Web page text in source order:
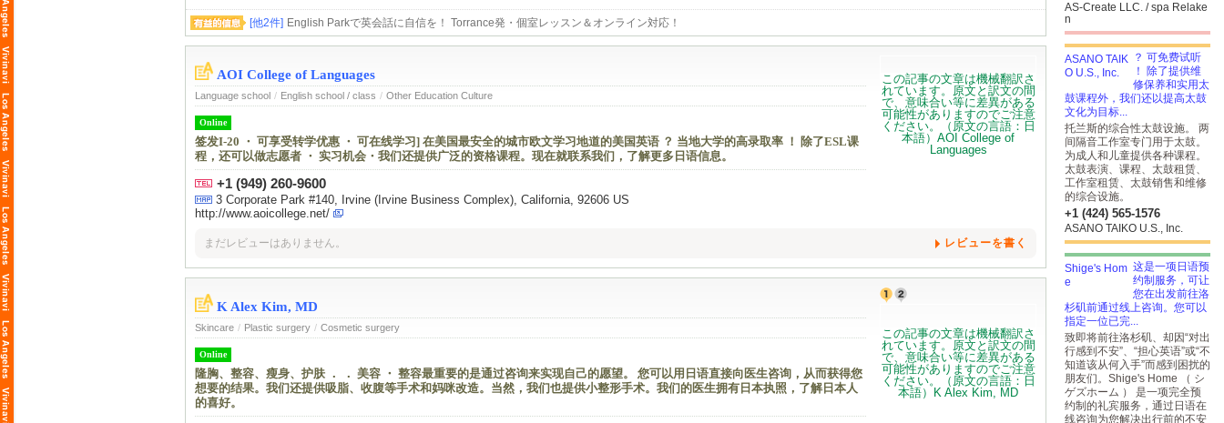
[他2件] English Parkで英会話に自信を！ Torrance発・個室レッスン＆オンライン対応！
AOI College of Languages
Language school / English school / class / Other Education Culture
Online
签发I-20 ・ 可享受转学优惠 ・ 可在线学习] 在美国最安全的城市欧文学习地道的美国英语 ？ 当地大学的高录取率 ！ 除了ESL课
程，还可以做志愿者 ・ 实习机会・我们还提供广泛的资格课程。现在就联系我们，了解更多日语信息。
+1 (949) 260-9600
3 Corporate Park #140, Irvine (Irvine Business Complex), California, 92606 US
http://www.aoicollege.net/
まだレビューはありません。 レビューを書く
K Alex Kim, MD
Skincare / Plastic surgery / Cosmetic surgery
Online
隆胸、整容、瘦身、护肤 ． ． 美容 ・ 整容最重要的是通过咨询来实现自己的愿望。 您可以用日语直接向医生咨询，从而获得您
想要的结果。我们还提供吸脂、收腹等手术和妈咪改造。当然，我们也提供小整形手术。我们的医生拥有日本执照，了解日本人
的喜好。
AS-Create LLC. / spa Relake
n
？ 可免费试听
！ 除了提供维
修保养和实用太
鼓课程外，我们还以提高太鼓
文化为目标...
托兰斯的综合性太鼓设施。 两
间隔音工作室专门用于太鼓。
为成人和儿童提供各种课程。
太鼓表演、课程、太鼓租赁、
工作室租赁、太鼓销售和维修
的综合设施。
+1 (424) 565-1576
ASANO TAIKO U.S., Inc.
这是一项日语预
约制服务，可让
您在出发前往洛
杉矶前通过线上咨询。您可以
指定一位已完...
致即将前往洛杉矶、却因“对出
行感到不安”、“担心英语”或“不
知道该从何入手”而感到困扰的
朋友们。Shige's Home （ シ
ゲズホーム ） 是一项完全预
约制的礼宾服务，通过日语在
线咨询为您解决出行前的不安